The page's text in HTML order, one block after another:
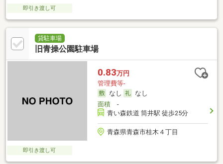
即引き渡し可
貸駐車場
旧青操公園駐車場
0.83万円
管理費等-
なし
なし
面積-
青い森鉄道 筒井駅 徒歩25分
青森県青森市桂木４丁目
即引き渡し可